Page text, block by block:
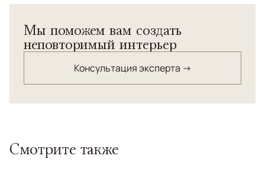
Мы поможем вам создать
неповторимый интерьер
Консультация эксперта →
Смотрите также